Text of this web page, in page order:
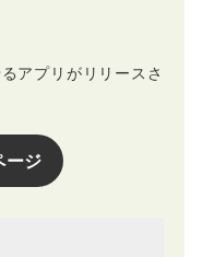
アプリがリリースさ
ージ